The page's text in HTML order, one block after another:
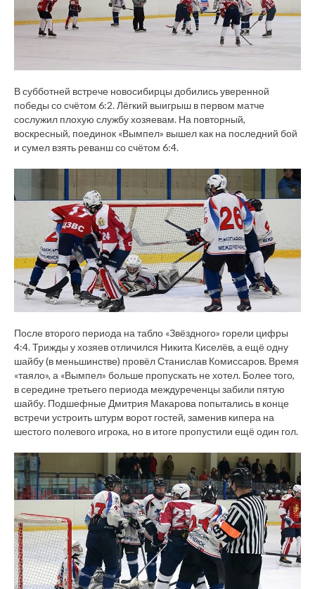
В субботней встрече новосибирцы добились уверенной
победы со счётом 6:2. Лёгкий выигрыш в первом матче
сослужил плохую службу хозяевам. На повторный,
воскресный, поединок «Вымпел» вышел как на последний бой
и сумел взять реванш со счётом 6:4.
После второго периода на табло «Звёздного» горели цифры
4:4. Трижды у хозяев отличился Никита Киселёв, а ещё одну
шайбу (в меньшинстве) провёл Станислав Комиссаров. Время
«таяло», а «Вымпел» больше пропускать не хотел. Более того,
в середине третьего периода междуреченцы забили пятую
шайбу. Подшефные Дмитрия Макарова попытались в конце
встречи устроить штурм ворот гостей, заменив кипера на
шестого полевого игрока, но в итоге пропустили ещё один гол.